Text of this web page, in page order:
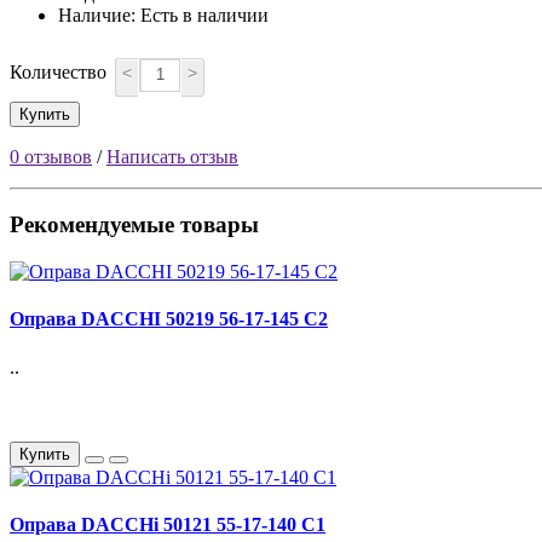
Наличие: Есть в наличии
Количество < >
Купить
0 отзывов /Написать отзыв
Рекомендуемые товары
Оправа DACCHI 50219 56-17-145 С2
..
Купить
Оправа DACCHi 50121 55-17-140 С1